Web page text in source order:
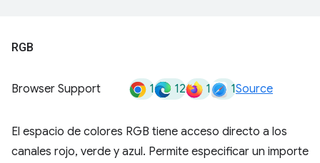
RGB
Browser Support 1 12 1 1Source
El espacio de colores RGB tiene acceso directo a los
canales rojo, verde y azul. Permite especificar un importe